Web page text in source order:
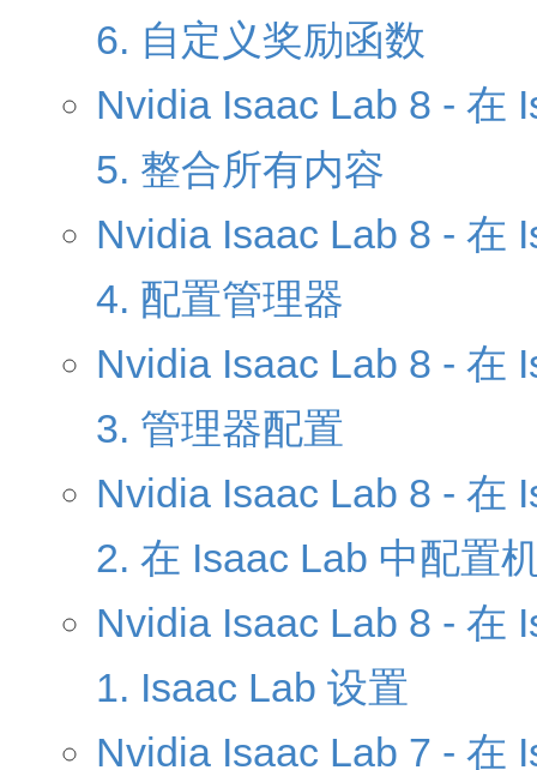
6. 自定义奖励函数
Nvidia Isaac Lab 8 - 在
5. 整合所有内容
Nvidia Isaac Lab 8 - 在
4. 配置管理器
Nvidia Isaac Lab 8 - 在
3. 管理器配置
Nvidia Isaac Lab 8 - 在
2. 在 Isaac Lab 中配置
Nvidia Isaac Lab 8 - 在
1. Isaac Lab 设置
Nvidia Isaac Lab 7 - 在